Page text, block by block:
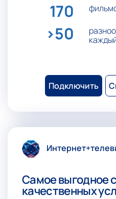
170
>50
Подключить
Самое выгодное
качественных